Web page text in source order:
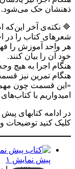
ذهنشان حک می‌شود.
🔷 نکته‌ی آخر این‌که
شعرهای کتاب را در
هر واحد آموزش را
خود آن را بیان کنند.
هنگام اجرا به هیچ
هنگام تمرین نیز
«این قسمت چون مهم
امیدواریم با
در ادامه کتابهای
کلیک کنید توضیحات
پیش نمایش ۱